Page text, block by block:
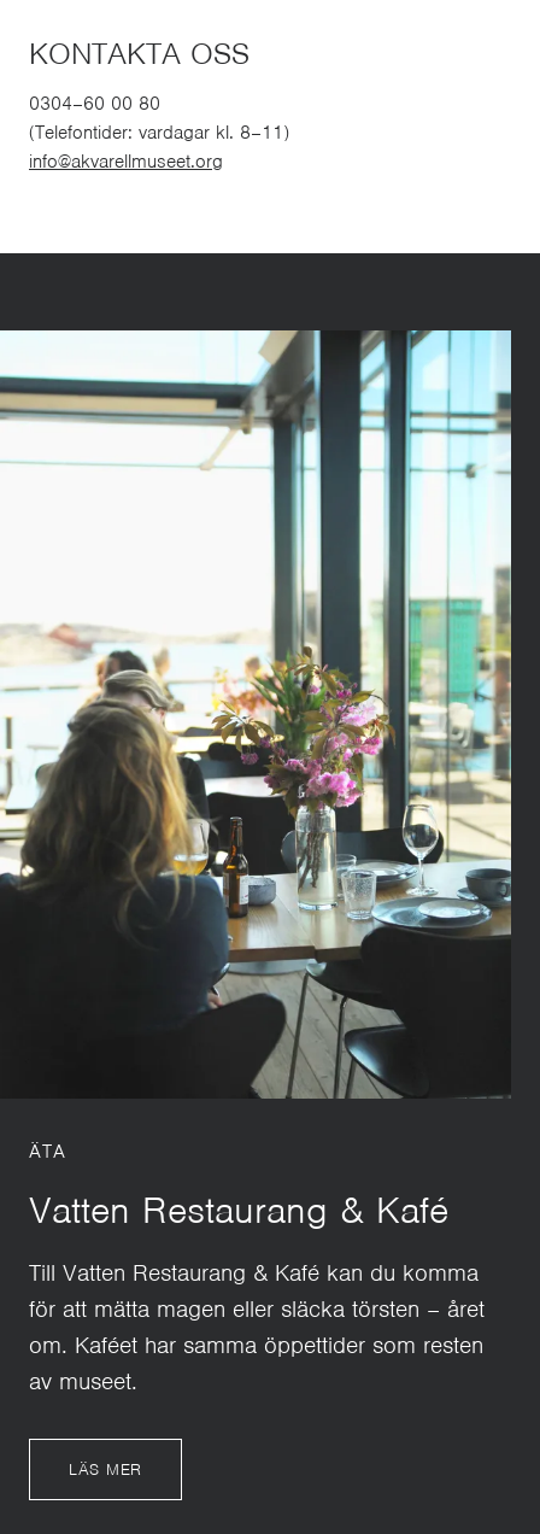
KONTAKTA OSS
0304–60 00 80
(Telefontider: vardagar kl. 8–11)
info@akvarellmuseet.org
ÄTA
Vatten Restaurang & Kafé
Till Vatten Restaurang & Kafé kan du komma
för att mätta magen eller släcka törsten – året
om. Kaféet har samma öppettider som resten
av museet.
LÄS MER